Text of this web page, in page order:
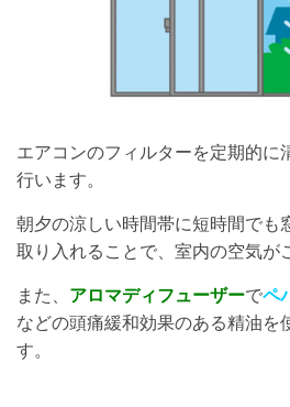
エアコンのフィルターを定期的に
行います。
朝夕の涼しい時間帯に短時間でも
取り入れることで、室内の空気が
また、 アロマディフューザーでペ
などの頭痛緩和効果のある精油を
す。